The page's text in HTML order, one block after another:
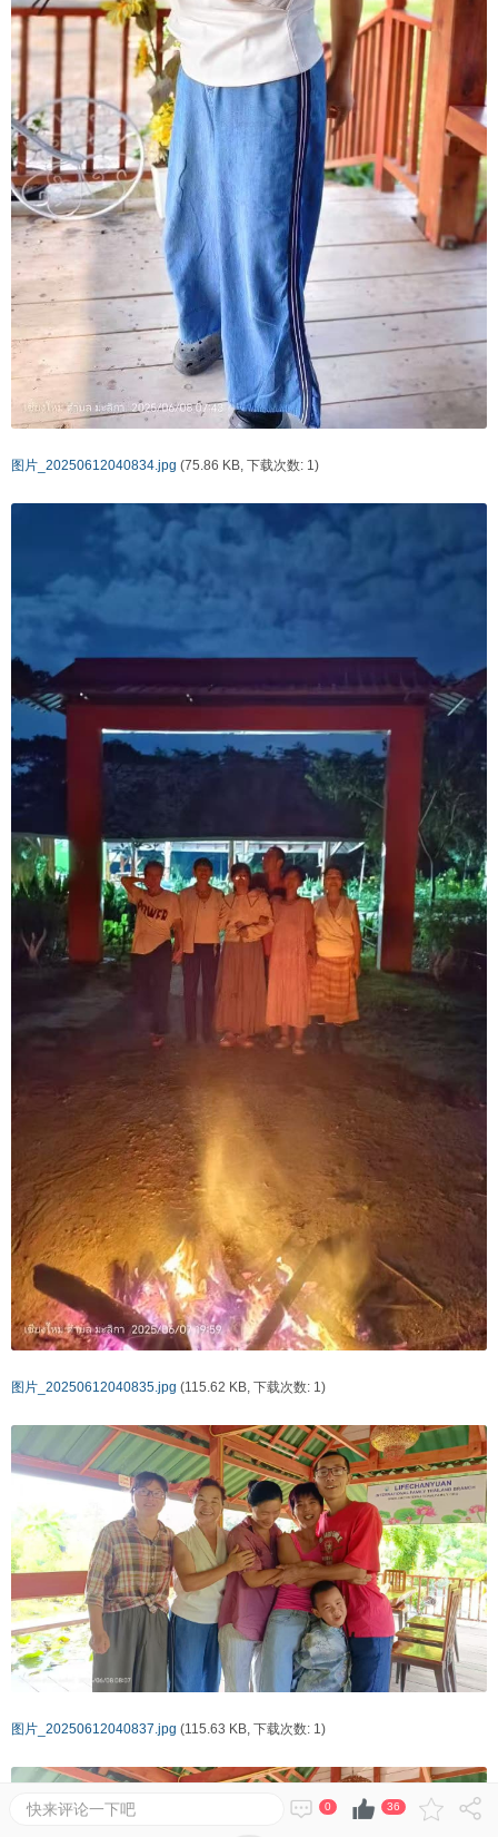
图片_20250612040834.jpg (75.86 KB, 下载次数: 1)
图片_20250612040835.jpg (115.62 KB, 下载次数: 1)
图片_20250612040837.jpg (115.63 KB, 下载次数: 1)
36
0
快来评论一下吧